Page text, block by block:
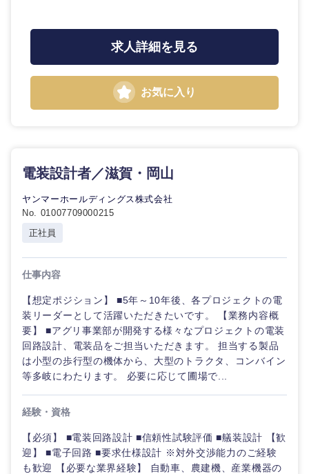
求人詳細を見る
お気に入り
電装設計者／滋賀・岡山
ヤンマーホールディングス株式会社
No. 01007709000215
正社員
仕事内容
【想定ポジション】 ■5年～10年後、各プロジェクトの電
装リーダーとして活躍いただきたいです。 【業務内容概
要】 ■アグリ事業部が開発する様々なプロジェクトの電装
回路設計、電装品をご担当いただきます。 担当する製品
は小型の歩行型の機体から、大型のトラクタ、コンバイン
等多岐にわたります。 必要に応じて圃場で...
経験・資格
【必須】 ■電装回路設計 ■信頼性試験評価 ■艤装設計 【歓
迎】 ■電子回路 ■要求仕様設計 ※対外交渉能力のご経験
も歓迎 【必要な業界経験】 自動車、農建機、産業機器の